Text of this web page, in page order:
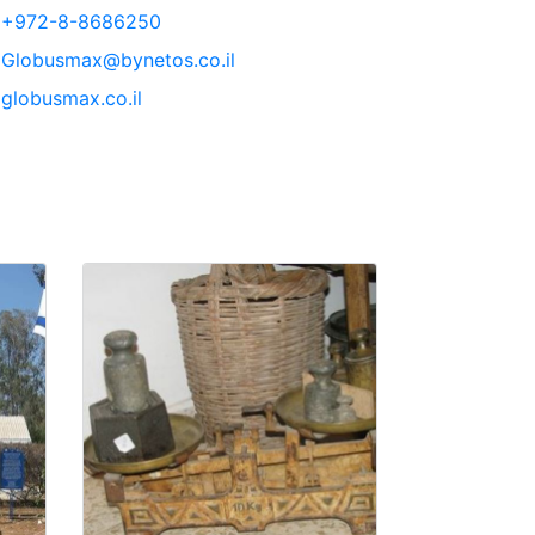
+972-8-8686250
Globusmax@bynetos.co.il
globusmax.co.il